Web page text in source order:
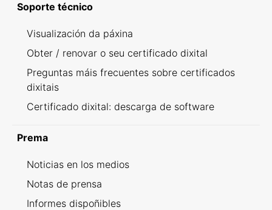
Soporte técnico
Visualización da páxina
Obter / renovar o seu certificado dixital
Preguntas máis frecuentes sobre certificados
dixitais
Certificado dixital: descarga de software
Prema
Noticias en los medios
Notas de prensa
Informes dispoñibles